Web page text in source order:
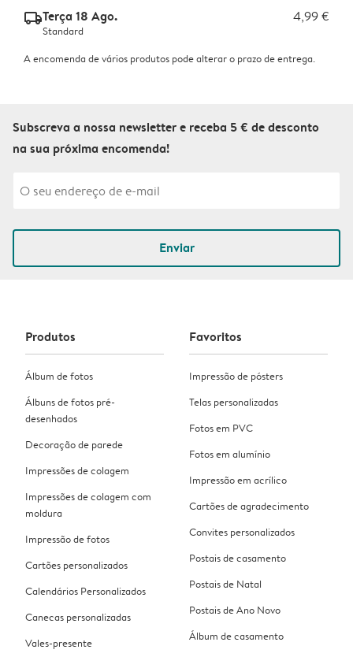
delivery_standard_v2Terça 18 Ago. 4,99 €
Standard
A encomenda de vários produtos pode alterar o prazo de entrega.
Subscreva a nossa newsletter e receba 5 € de desconto
na sua próxima encomenda!
Enviar
Produtos
Álbum de fotos
Álbuns de fotos pré-
desenhados
Decoração de parede
Impressões de colagem
Impressões de colagem com
moldura
Impressão de fotos
Cartões personalizados
Calendários Personalizados
Canecas personalizadas
Vales-presente
Favoritos
Impressão de pósters
Telas personalizadas
Fotos em PVC
Fotos em alumínio
Impressão em acrílico
Cartões de agradecimento
Convites personalizados
Postais de casamento
Postais de Natal
Postais de Ano Novo
Álbum de casamento